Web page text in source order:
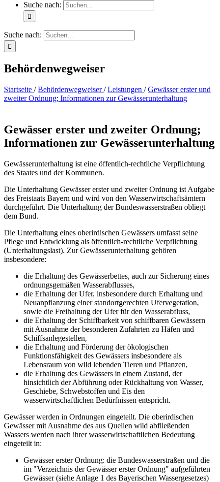
Suche nach:
Suche nach:
Behördenwegweiser
Startseite / Behördenwegweiser / Leistungen / Gewässer erster und
zweiter Ordnung; Informationen zur Gewässerunterhaltung
Gewässer erster und zweiter Ordnung;
Informationen zur Gewässerunterhaltung
Gewässerunterhaltung ist eine öffentlich-rechtliche Verpflichtung
des Staates und der Kommunen.
Die Unterhaltung Gewässer erster und zweiter Ordnung ist Aufgabe
des Freistaats Bayern und wird von den Wasserwirtschaftsämtern
durchgeführt. Die Unterhaltung der Bundeswasserstraßen obliegt
dem Bund.
Die Unterhaltung eines oberirdischen Gewässers umfasst seine
Pflege und Entwicklung als öffentlich-rechtliche Verpflichtung
(Unterhaltungslast). Zur Gewässerunterhaltung gehören
insbesondere:
die Erhaltung des Gewässerbettes, auch zur Sicherung eines
ordnungsgemäßen Wasserabflusses,
die Erhaltung der Ufer, insbesondere durch Erhaltung und
Neuanpflanzung einer standortgerechten Ufervegetation,
sowie die Freihaltung der Ufer für den Wasserabfluss,
die Erhaltung der Schiffbarkeit von schiffbaren Gewässern
mit Ausnahme der besonderen Zufahrten zu Häfen und
Schiffsanlegestellen,
die Erhaltung und Förderung der ökologischen
Funktionsfähigkeit des Gewässers insbesondere als
Lebensraum von wild lebenden Tieren und Pflanzen,
die Erhaltung des Gewässers in einem Zustand, der
hinsichtlich der Abführung oder Rückhaltung von Wasser,
Geschiebe, Schwebstoffen und Eis den
wasserwirtschaftlichen Bedürfnissen entspricht.
Gewässer werden in Ordnungen eingeteilt. Die oberirdischen
Gewässer mit Ausnahme des aus Quellen wild abfließenden
Wassers werden nach ihrer wasserwirtschaftlichen Bedeutung
eingeteilt in:
Gewässer erster Ordnung: die Bundeswasserstraßen und die
im "Verzeichnis der Gewässer erster Ordnung" aufgeführten
Gewässer (siehe Anlage 1 des Bayerischen Wassergesetzes)